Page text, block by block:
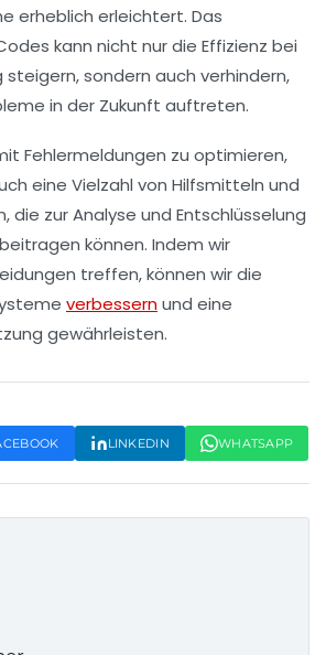
erheblich erleichtert. Das
kann nicht nur die Effizienz bei
sondern auch verhindern,
in der Zukunft auftreten.
Fehlermeldungen zu optimieren,
eine Vielzahl von Hilfsmitteln und
die zur Analyse und Entschlüsselung
können. Indem wir
treffen, können wir die
verbessernund eine
gewährleisten.
LINKEDIN WHATSAPP